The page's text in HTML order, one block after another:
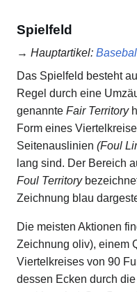
Spielfeld
→ Hauptartikel:
Das Spielfeld besteht
Regel durch eine
genannte Fair Territory
Form eines
Seitenauslinien (Foul
lang sind. Der Bereich
Foul Territory
Zeichnung blau
Die meisten Aktionen
Zeichnung oliv), einem
Viertelkreises von 90
dessen Ecken durch